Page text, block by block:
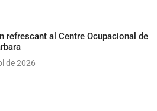
refrescant al Centre Ocupacional de
de 2026